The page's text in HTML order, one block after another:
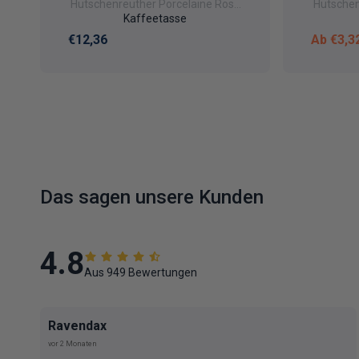
Hutschenreuther Porcelaine Rosé
Désirée Rosé Uni
Kaffeetasse
Normaler Preis
€12,36 Ab
Das sagen unsere Kunden
4.8Aus 949 Bewertungen
Ravendax
vor 2 Monaten